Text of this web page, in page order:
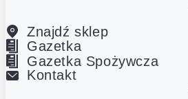
Znajdź sklep
Gazetka
Gazetka Spożywcza
Kontakt